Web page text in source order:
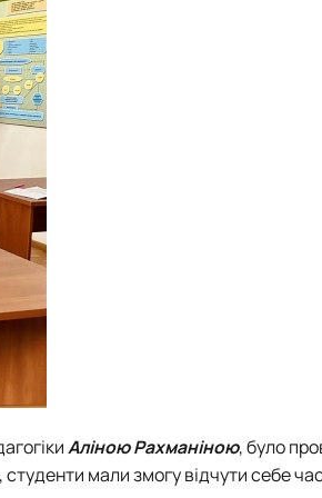
Аліною Рахманіною, було
мали змогу відчути себе